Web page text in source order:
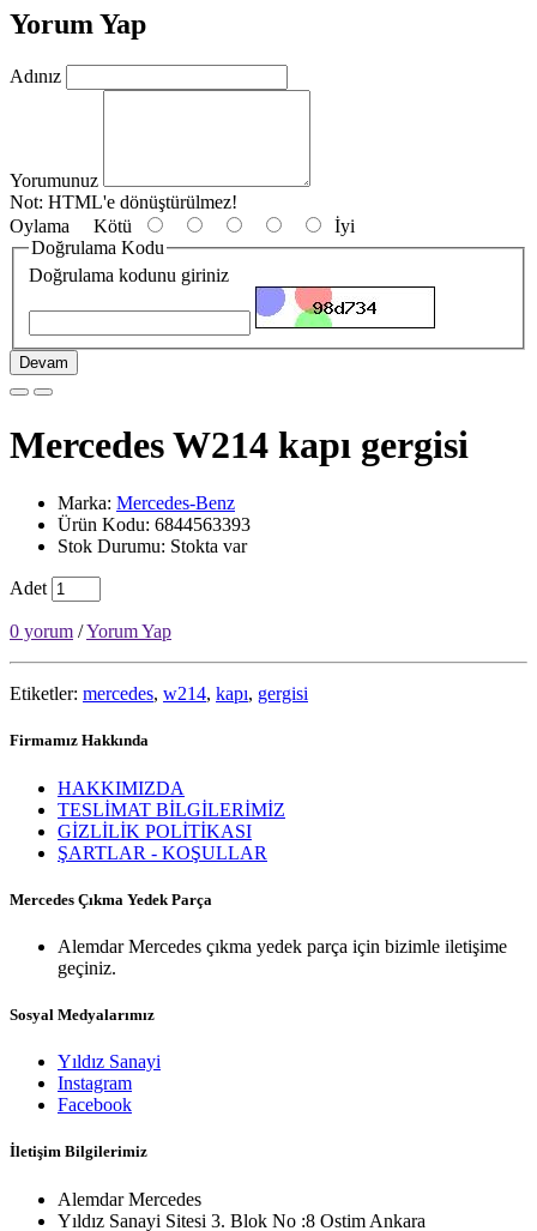
Yorum Yap
Adınız
Yorumunuz
Not: HTML'e dönüştürülmez!
Oylama Kötü
İyi
Doğrulama Kodu
Doğrulama kodunu giriniz
Devam
Mercedes W214 kapı gergisi
Marka: Mercedes-Benz
Ürün Kodu: 6844563393
Stok Durumu: Stokta var
Adet
0 yorum /Yorum Yap
Etiketler: mercedes, w214, kapı, gergisi
Firmamız Hakkında
HAKKIMIZDA
TESLİMAT BİLGİLERİMİZ
GİZLİLİK POLİTİKASI
ŞARTLAR - KOŞULLAR
Mercedes Çıkma Yedek Parça
Alemdar Mercedes çıkma yedek parça için bizimle iletişime
geçiniz.
Sosyal Medyalarımız
Yıldız Sanayi
Instagram
Facebook
İletişim Bilgilerimiz
Alemdar Mercedes
Yıldız Sanayi Sitesi 3. Blok No :8 Ostim Ankara